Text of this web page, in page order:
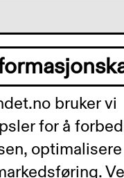
bruker vi
for å